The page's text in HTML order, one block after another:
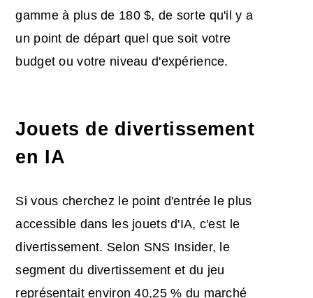
gamme à plus de 180 $, de sorte qu'il y a
un point de départ quel que soit votre
budget ou votre niveau d'expérience.
Jouets de divertissement
en IA
Si vous cherchez le point d'entrée le plus
accessible dans les jouets d'IA, c'est le
divertissement. Selon SNS Insider, le
segment du divertissement et du jeu
représentait environ 40,25 % du marché